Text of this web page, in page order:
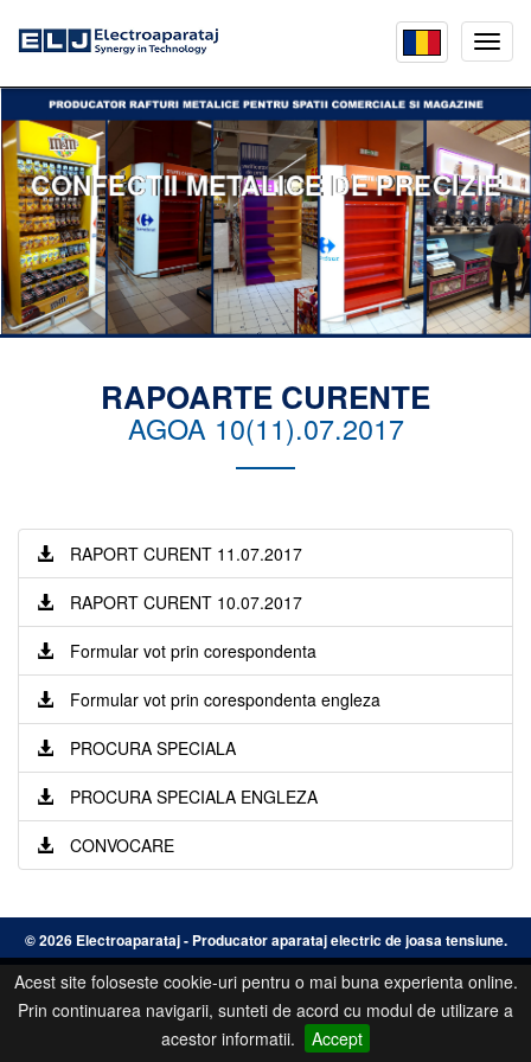
Acest site foloseste cookie-uri pentru o mai buna experienta online.
Prin continuarea navigarii, sunteti de acord cu modul de utilizare a
acestor informatii.
Accept
menu
CONFECTII METALICE DE PRECIZIE
RAPOARTE CURENTE
AGOA 10(11).07.2017
RAPORT CURENT 11.07.2017
RAPORT CURENT 10.07.2017
Formular vot prin corespondenta
Formular vot prin corespondenta engleza
PROCURA SPECIALA
PROCURA SPECIALA ENGLEZA
CONVOCARE
©2026 Electroaparataj - Producator aparataj electric de joasa tensiune.